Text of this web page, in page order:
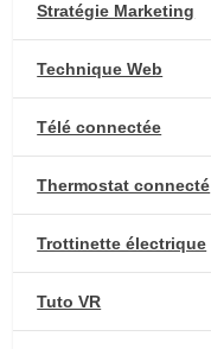
Stratégie Marketing
Technique Web
Télé connectée
Thermostat connecté
Trottinette électrique
Tuto VR